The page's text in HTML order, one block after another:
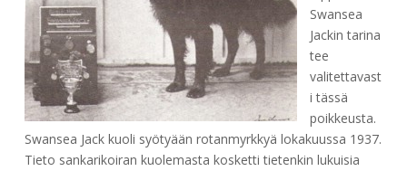
Swansea
Jackin tarina
tee
valitettavast
i tässä
poikkeusta.
Swansea Jack kuoli syötyään rotanmyrkkyä lokakuussa 1937.
Tieto sankarikoiran kuolemasta kosketti tietenkin lukuisia